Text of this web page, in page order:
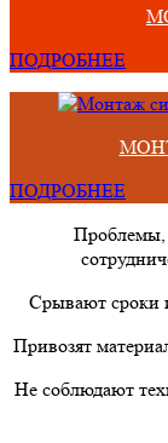
ПОДРОБНЕЕ
ПОДРОБНЕЕ
Проблемы,
Срывают сроки
Привозят
Не соблюдают